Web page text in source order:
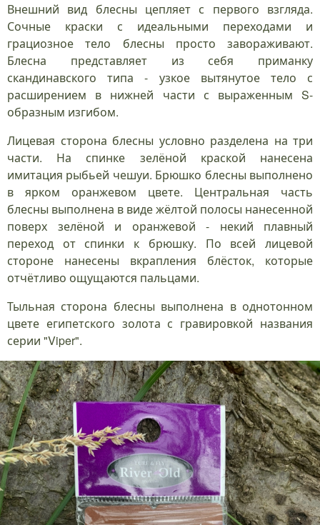
Внешний вид блесны цепляет с первого взгляда.
Сочные краски с идеальными переходами и
грациозное тело блесны просто завораживают.
Блесна представляет из себя приманку
скандинавского типа - узкое вытянутое тело с
расширением в нижней части с выраженным S-
образным изгибом.
Лицевая сторона блесны условно разделена на три
части. На спинке зелёной краской нанесена
имитация рыбьей чешуи. Брюшко блесны выполнено
в ярком оранжевом цвете. Центральная часть
блесны выполнена в виде жёлтой полосы нанесенной
поверх зелёной и оранжевой - некий плавный
переход от спинки к брюшку. По всей лицевой
стороне нанесены вкрапления блёсток, которые
отчётливо ощущаются пальцами.
Тыльная сторона блесны выполнена в однотонном
цвете египетского золота с гравировкой названия
серии "Viper".